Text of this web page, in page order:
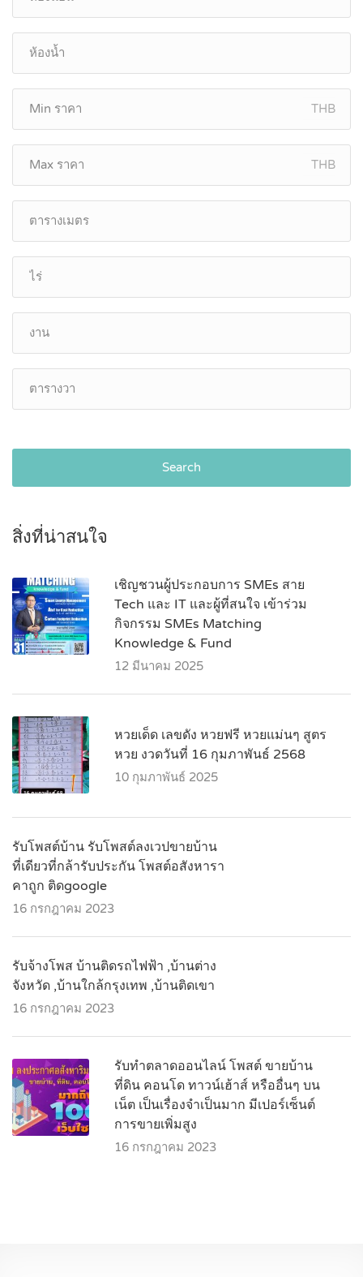
THB
THB
Search
สิ่งที่น่าสนใจ
เชิญชวนผู้ประกอบการ SMEs สาย
Tech และ IT และผู้ที่สนใจ เข้าร่วม
กิจกรรม SMEs Matching
Knowledge & Fund
12 มีนาคม 2025
หวยเด็ด เลขดัง หวยฟรี หวยแม่นๆ สูตร
หวย งวดวันที่ 16 กุมภาพันธ์ 2568
10 กุมภาพันธ์ 2025
รับโพสต์บ้าน รับโพสต์ลงเวปขายบ้าน
ที่เดียวที่กล้ารับประกัน โพสต์อสังหารา
คาถูก ติดgoogle
16 กรกฎาคม 2023
รับจ้างโพส บ้านติดรถไฟฟ้า ,บ้านต่าง
จังหวัด ,บ้านใกล้กรุงเทพ ,บ้านติดเขา
16 กรกฎาคม 2023
รับทำตลาดออนไลน์ โพสต์ ขายบ้าน
ที่ดิน คอนโด ทาวน์เฮ้าส์ หรืออื่นๆ บน
เน็ต เป็นเรื่องจำเป็นมาก มีเปอร์เซ็นต์
การขายเพิ่มสูง
16 กรกฎาคม 2023